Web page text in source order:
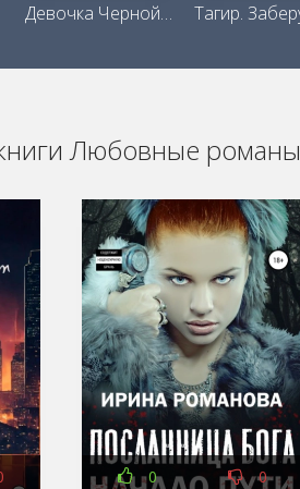
Девочка Черной Бороды - Екатерина Ромеро
Любовные романы
0 0